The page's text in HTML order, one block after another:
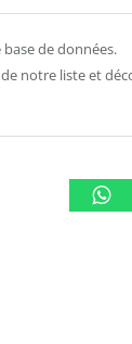
de données.
notre liste et